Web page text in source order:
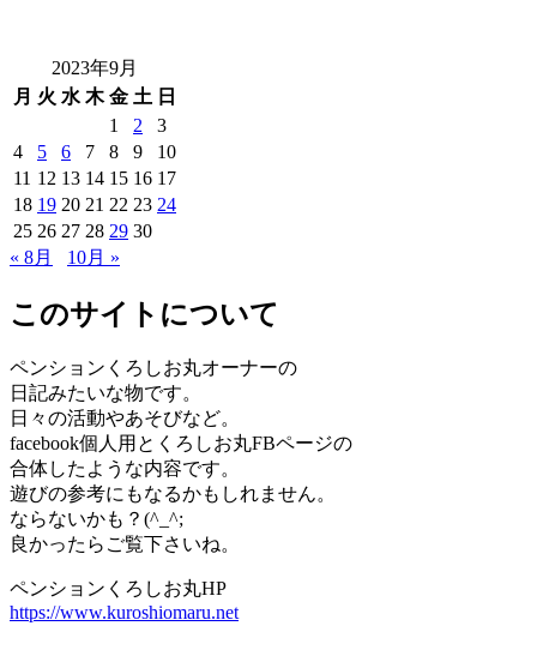
2023年9月
月 火 水 木 金 土 日
1
2
3
4
5 6 7 8 9
10
11 12 13 14 15 16 17
18 19 20 21 22 23 24
25 26 27 28 29 30
« 8月
10月 »
このサイトについて
ペンションくろしお丸オーナーの
日記みたいな物です。
日々の活動やあそびなど。
facebook個人用とくろしお丸FBページの
合体したような内容です。
遊びの参考にもなるかもしれません。
ならないかも？(^_^;
良かったらご覧下さいね。
ペンションくろしお丸HP
https://www.kuroshiomaru.net